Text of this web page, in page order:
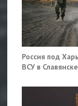
Россия под
ВСУ в